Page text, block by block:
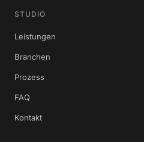
STUDIO
Leistungen
Branchen
Prozess
FAQ
Kontakt